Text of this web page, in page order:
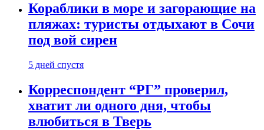
Кораблики в море и загорающие на
пляжах: туристы отдыхают в Сочи
под вой сирен
5 дней спустя
Корреспондент “РГ” проверил,
хватит ли одного дня, чтобы
влюбиться в Тверь